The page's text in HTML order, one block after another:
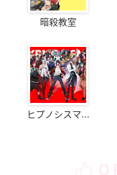
暗殺教室
ヒプノシスマ...